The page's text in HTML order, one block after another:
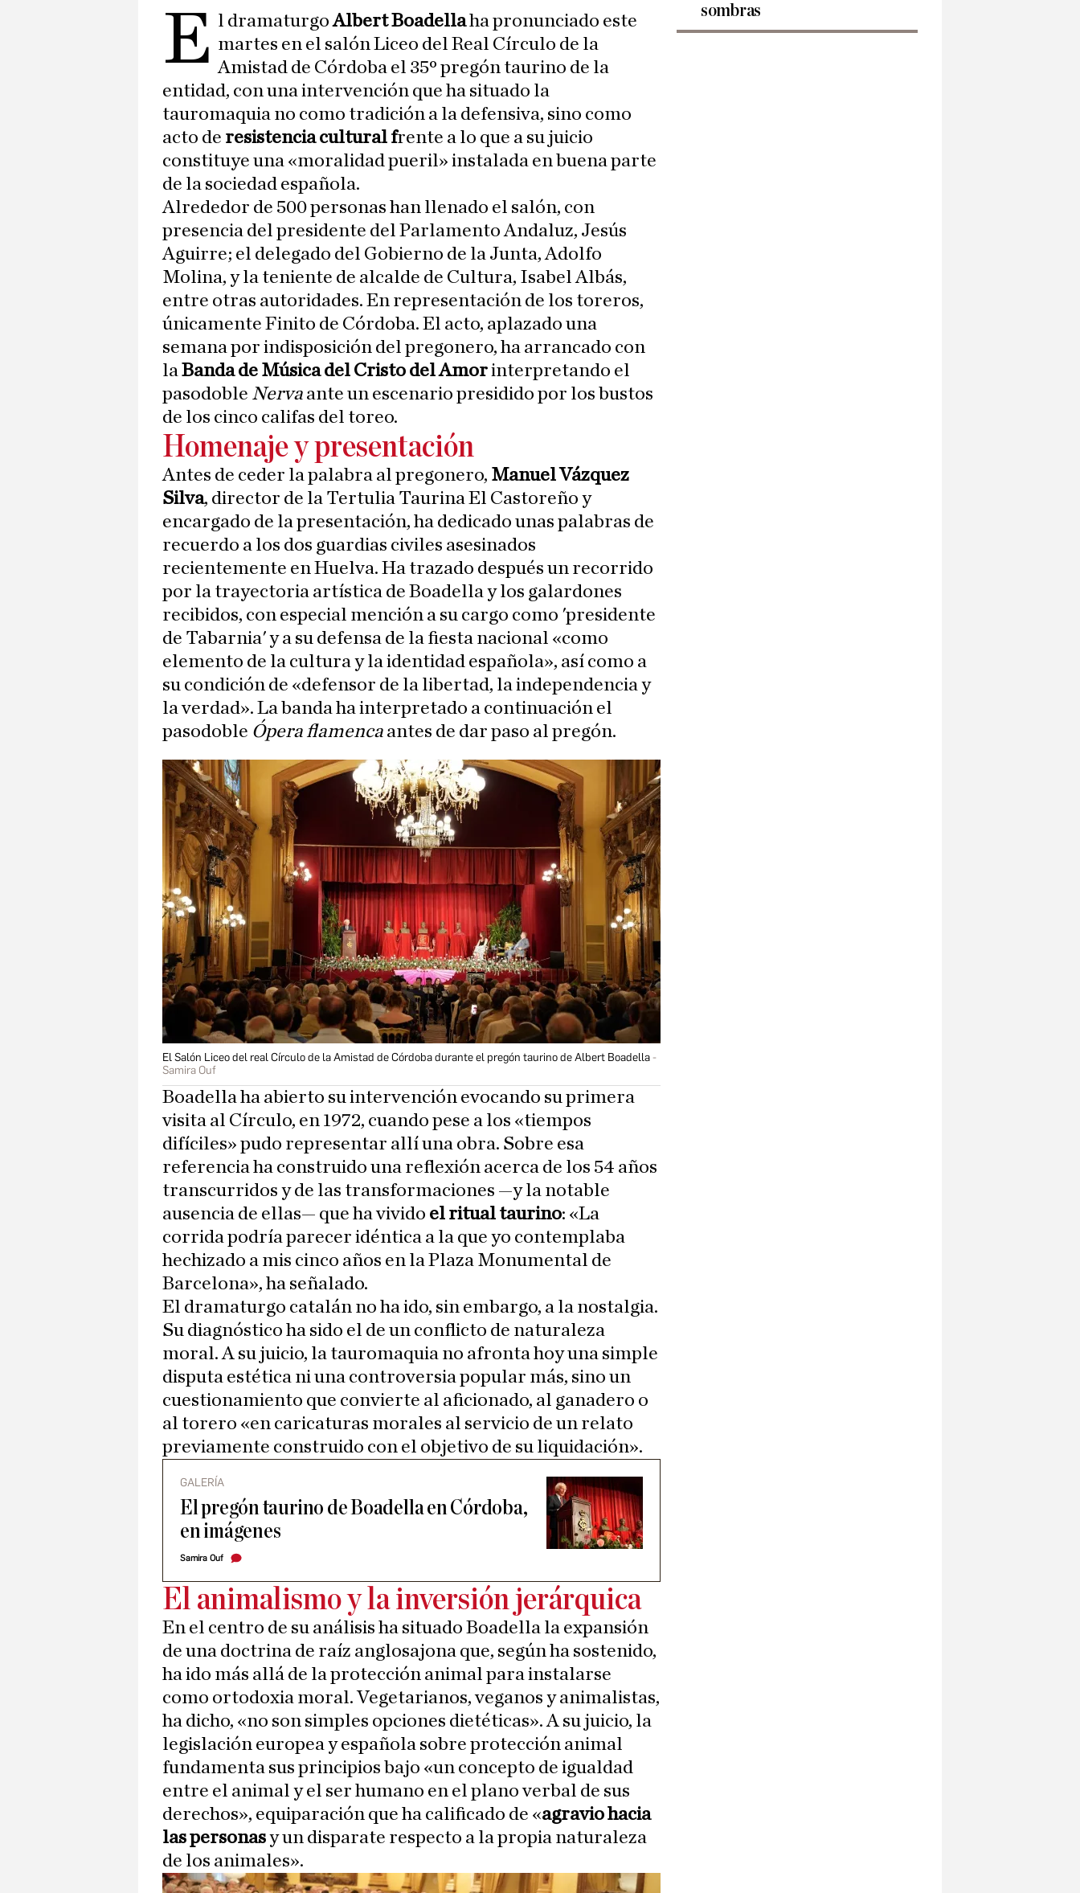
E l dramaturgoAlbert Boadellaha pronunciado este
martes en el salón Liceo del Real Círculo de la
Amistad de Córdoba el 35º pregón taurino de la
entidad, con una intervención que ha situado la
tauromaquia no como tradición a la defensiva, sino como
acto de resistencia cultural frente a lo que a su juicio
constituye una «moralidad pueril» instalada en buena parte
de la sociedad española.
Alrededor de 500 personas han llenado el salón, con
presencia del presidente del Parlamento Andaluz, Jesús
Aguirre; el delegado del Gobierno de la Junta, Adolfo
Molina, y la teniente de alcalde de Cultura, Isabel Albás,
entre otras autoridades. En representación de los toreros,
únicamente Finito de Córdoba. El acto, aplazado una
semana por indisposición del pregonero, ha arrancado con
laBanda de Música del Cristo del Amorinterpretando el
pasodoble Nerva ante un escenario presidido por los bustos
de los cinco califas del toreo.
Homenaje y presentación
Antes de ceder la palabra al pregonero, Manuel Vázquez
Silva, director de la Tertulia Taurina El Castoreño y
encargado de la presentación, ha dedicado unas palabras de
recuerdo a los dos guardias civiles asesinados
recientemente en Huelva. Ha trazado después un recorrido
por la trayectoria artística de Boadella y los galardones
recibidos, con especial mención a su cargo como 'presidente
de Tabarnia' y a su defensa de la fiesta nacional «como
elemento de la cultura y la identidad española», así como a
su condición de «defensor de la libertad, la independencia y
la verdad». La banda ha interpretado a continuación el
pasodoble Ópera flamenca antes de dar paso al pregón.
El Salón Liceo del real Círculo de la Amistad de Córdoba durante el pregón taurino de Albert Boadella
Samira Ouf
Boadella ha abierto su intervención evocando su primera
visita al Círculo, en 1972, cuando pese a los «tiempos
difíciles» pudo representar allí una obra. Sobre esa
referencia ha construido una reflexión acerca de los 54 años
transcurridos y de las transformaciones —y la notable
ausencia de ellas— que ha vivido el ritual taurino: «La
corrida podría parecer idéntica a la que yo contemplaba
hechizado a mis cinco años en la Plaza Monumental de
Barcelona», ha señalado.
El dramaturgo catalán no ha ido, sin embargo, a la nostalgia.
Su diagnóstico ha sido el de un conflicto de naturaleza
moral. A su juicio, la tauromaquia no afronta hoy una simple
disputa estética ni una controversia popular más, sino un
cuestionamiento que convierte al aficionado, al ganadero o
al torero «en caricaturas morales al servicio de un relato
previamente construido con el objetivo de su liquidación».
GALERÍA
El pregón taurino de Boadella en Córdoba,
en imágenes
Samira Ouf
El animalismo y la inversión jerárquica
En el centro de su análisis ha situado Boadella la expansión
de una doctrina de raíz anglosajona que, según ha sostenido,
ha ido más allá de la protección animal para instalarse
como ortodoxia moral. Vegetarianos, veganos y animalistas,
ha dicho, «no son simples opciones dietéticas». A su juicio, la
legislación europea y española sobre protección animal
fundamenta sus principios bajo «un concepto de igualdad
entre el animal y el ser humano en el plano verbal de sus
derechos», equiparación que ha calificado de «agravio hacia
las personasy un disparate respecto a la propia naturaleza
de los animales».
sombras